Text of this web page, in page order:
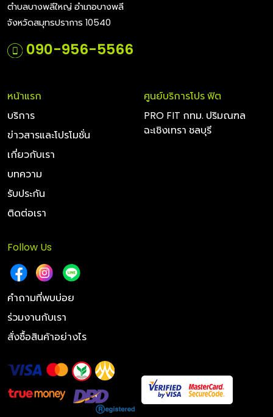
ตำบลบางพลีใหญ่ อำเภอบางพลี
จังหวัดสมุทรปราการ 10540
090-956-5566
หน้าแรก
บริการ
ข่าวสารและโปรโมชั่น
เกี่ยวกับเรา
บทความ
รับประกัน
ติดต่อเรา
ศูนย์บริการโปร ฟิต
PRO FIT กทม. ปริมณฑล
ฉะเชิงเทรา ชลบุรี
Follow Us
คำถามที่พบบ่อย
ร่วมงานกับเรา
สั่งซื้อสินค้าอย่างไร